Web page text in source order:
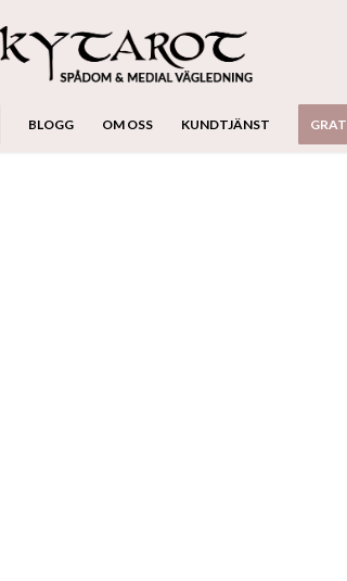
BLOGG OM OSS KUNDTJÄNST